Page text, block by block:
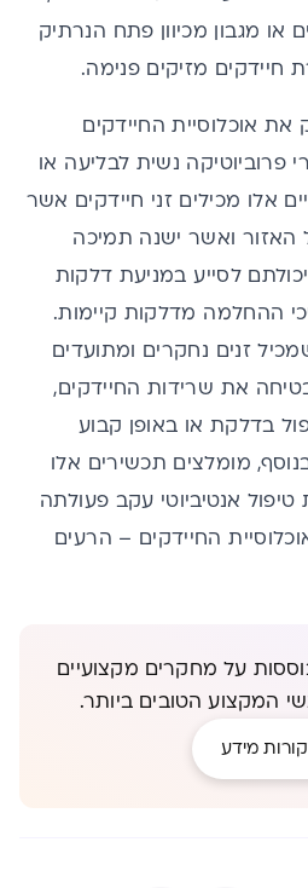
או מגבון מכיוון פתח הנרתיק
חיידקים מזיקים פנימה.
אוכלוסיית החיידקים
פרוביוטיקה נשית לבליעה או
אלו מכילים זני חיידקים אשר
האזור ואשר ישנה תמיכה
לסייע במניעת דלקות
ההחלמה מדלקות קיימות.
זנים נחקרים ומתועדים
את שרידות החיידקים,
בדלקת או באופן קבוע
מומלצים תכשירים אלו
אנטיביוטי עקב פעולתה
החיידקים – הרעים
על מחקרים מקצועיים
המקצוע הטובים ביותר.
מידע